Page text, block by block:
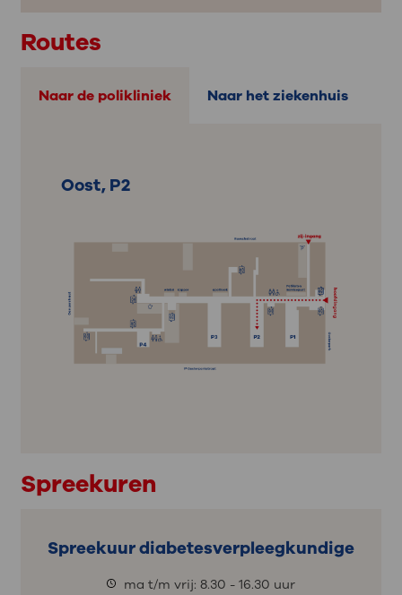
Routes
Naar de polikliniek Naar het ziekenhuis
Oost, P2
Spreekuren
Spreekuur diabetesverpleegkundige
ma t/m vrij: 8.30 - 16.30 uur